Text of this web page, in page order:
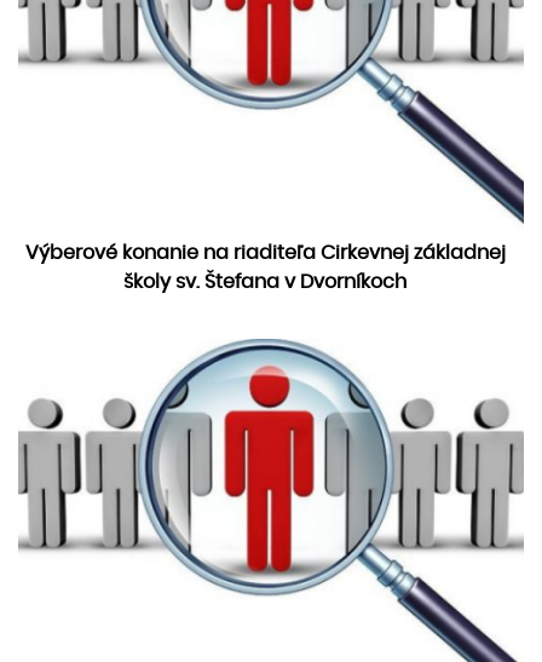
Výberové konanie na riaditeľa Cirkevnej základnej
školy sv. Štefana v Dvorníkoch